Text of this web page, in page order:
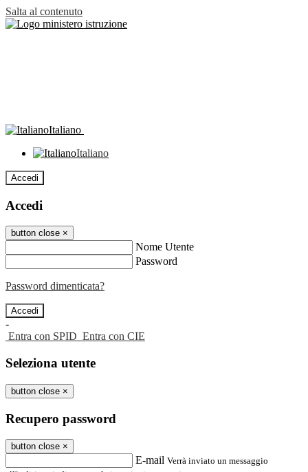
Salta al contenuto
Italiano
Italiano
Accedi
Accedi
button close ×
Nome Utente
Password
Password dimenticata?
-
Entra con SPID Entra con CIE
Seleziona utente
button close ×
Recupero password
button close ×
E-mail Verrà inviato un messaggio